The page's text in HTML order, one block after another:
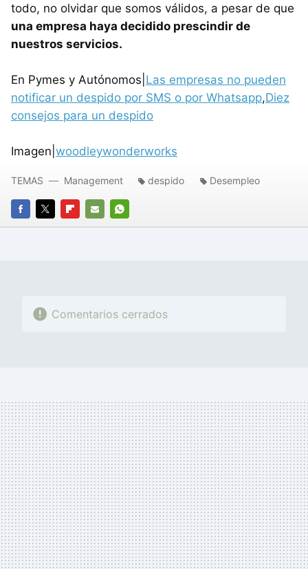
todo, no olvidar que somos válidos, a pesar de que
una empresa haya decidido prescindir de
nuestros servicios.
En Pymes y Autónomos| Las empresas no pueden
notificar un despido por SMS o por Whatsapp,Diez
consejos para un despido
Imagen| woodleywonderworks
FACEBOOK
TWITTERFLIPBOARD
E-
WHATSAPP
TEMAS Management despido Desempleo
Comentarios cerrados